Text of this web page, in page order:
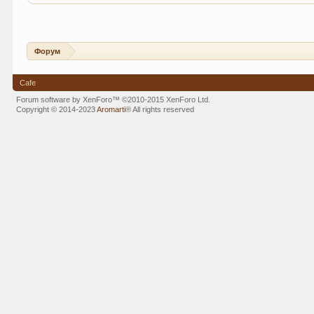
Форум
Cafe
Forum software by XenForo™©2010-2015 XenForo Ltd.
Copyright © 2014-2023Aromarti®All rights reserved